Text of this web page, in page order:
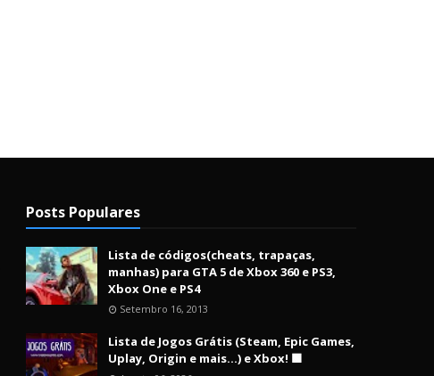
Posts Populares
Lista de códigos(cheats, trapaças,
manhas) para GTA 5 de Xbox 360 e PS3,
Xbox One e PS4
Setembro 16, 2013
Lista de Jogos Grátis (Steam, Epic Games,
Uplay, Origin e mais...) e Xbox! 🟩